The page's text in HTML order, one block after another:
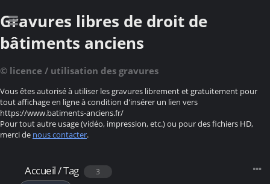
Gravures libres de droit de
bâtiments anciens
© licence / utilisation des gravures
Vous êtes autorisé à utiliser les gravures librement et gratuitement pour
tout affichage en ligne à condition d'insérer un lien vers
https://www.batiments-anciens.fr/
Pour tout autre usage (vidéo, impression, etc.) ou pour des fichiers HD,
merci de nous contacter.
Accueil/Tag
3